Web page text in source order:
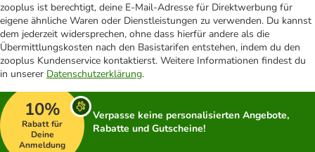
zooplus ist berechtigt, deine E-Mail-Adresse für Direktwerbung für
eigene ähnliche Waren oder Dienstleistungen zu verwenden. Du kannst
dem jederzeit widersprechen, ohne dass hierfür andere als die
Übermittlungskosten nach den Basistarifen entstehen, indem du den
zooplus Kundenservice kontaktierst. Weitere Informationen findest du
in unserer Datenschutzerklärung.
10%
Rabatt für
Deine
Anmeldung
Verpasse keine personalisierten Angebote,
Rabatte und Gutscheine!